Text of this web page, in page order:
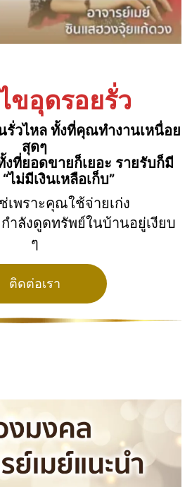
ขอุดรอยรั่ว
รั่วไหล ทั้งที่คุณทำงานเหนื่อย
สุดๆ
งที่ยอดขายก็เยอะ รายรับก็มี
ไม่มีเงินเหลือเก็บ”
เพราะคุณใช้จ่ายเก่ง
ำลังดูดทรัพย์ในบ้านอยู่เงียบ
ๆ
ติดต่อเรา